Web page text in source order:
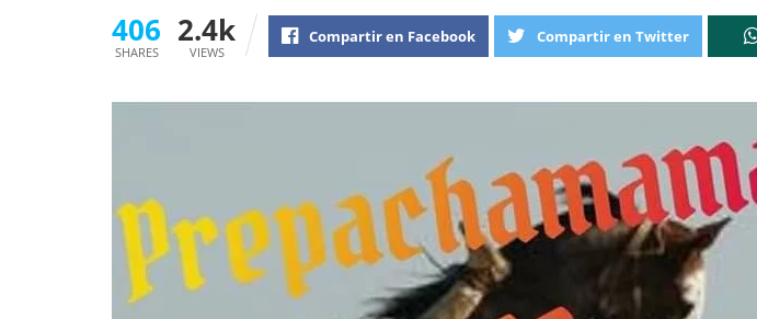
406
SHARES
2.4k
VIEWS
Compartir en Facebook Compartir en Twitter